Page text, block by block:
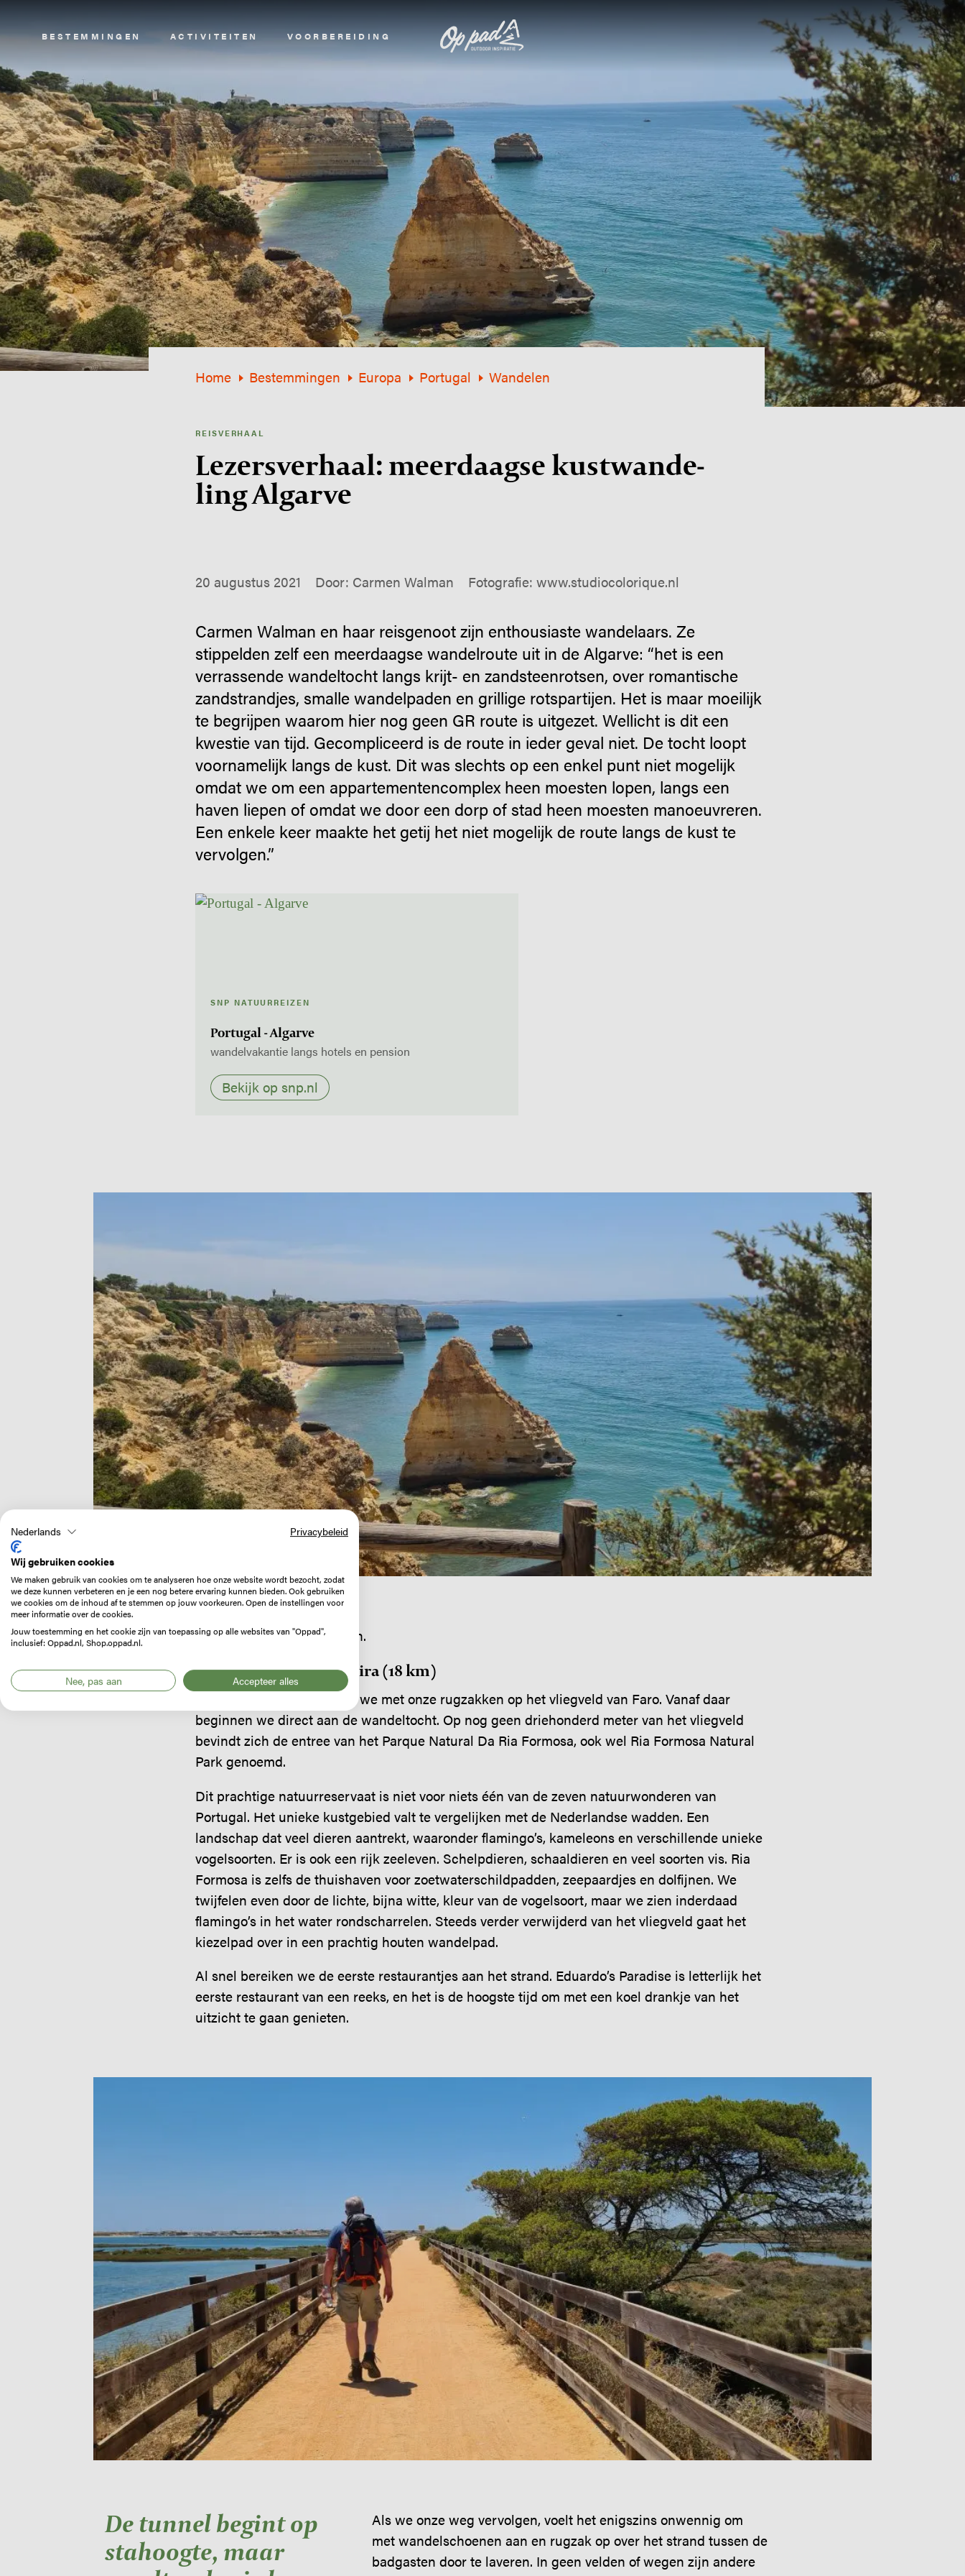
BESTEMMINGEN ACTIVITEITEN VOORBEREIDING
Image
Home Bestemmingen Europa Portugal Wandelen
REISVERHAAL
Lezers­ver­haal: meerdaagse kust­wan­de­
ling Algarve
20 augustus 2021 Door: Carmen Walman Fotografie: www.studiocolorique.nl
SNP NATUURREIZEN
Portugal - Algarve
wandelvakantie langs hotels en pension
Bekijk op snp.nl
Carmen Walman en haar reisgenoot zijn enthousiaste wandelaars. Ze
stippelden zelf een meerdaagse wandelroute uit in de Algarve: “het is een
verrassende wandeltocht langs krijt- en zandsteenrotsen, over romantische
zandstrandjes, smalle wandelpaden en grillige rotspartijen. Het is maar moeilijk
te begrijpen waarom hier nog geen GR route is uitgezet. Wellicht is dit een
kwestie van tijd. Gecompliceerd is de route in ieder geval niet. De tocht loopt
voornamelijk langs de kust. Dit was slechts op een enkel punt niet mogelijk
omdat we om een appartementencomplex heen moesten lopen, langs een
haven liepen of omdat we door een dorp of stad heen moesten manoeuvreren.
Een enkele keer maakte het getij het niet mogelijk de route langs de kust te
vervolgen.”
Het reisverslag van Carmen.
Etappe 1: Faro – Quarteira (18 km)
In de vroege middag staan we met onze rugzakken op het vliegveld van Faro. Vanaf daar
beginnen we direct aan de wandeltocht. Op nog geen driehonderd meter van het vliegveld
bevindt zich de entree van het Parque Natural Da Ria Formosa, ook wel Ria Formosa Natural
Park genoemd.
Dit prachtige natuurreservaat is niet voor niets één van de zeven natuurwonderen van
Portugal. Het unieke kustgebied valt te vergelijken met de Nederlandse wadden. Een
landschap dat veel dieren aantrekt, waaronder flamingo’s, kameleons en verschillende unieke
vogelsoorten. Er is ook een rijk zeeleven. Schelpdieren, schaaldieren en veel soorten vis. Ria
Formosa is zelfs de thuishaven voor zoetwaterschildpadden, zeepaardjes en dolfijnen. We
twijfelen even door de lichte, bijna witte, kleur van de vogelsoort, maar we zien inderdaad
flamingo’s in het water rondscharrelen. Steeds verder verwijderd van het vliegveld gaat het
kiezelpad over in een prachtig houten wandelpad.
Al snel bereiken we de eerste restaurantjes aan het strand. Eduardo’s Paradise is letterlijk het
eerste restaurant van een reeks, en het is de hoogste tijd om met een koel drankje van het
uitzicht te gaan genieten.
De tunnel begint op
stahoogte, maar
Als we onze weg vervolgen, voelt het enigszins onwennig om
met wandelschoenen aan en rugzak op over het strand tussen de
badgasten door te laveren. In geen velden of wegen zijn andere
Nederlands Privacybeleid
Wij gebruiken cookies
We maken gebruik van cookies om te analyseren hoe onze website wordt bezocht, zodat
we deze kunnen verbeteren en je een nog betere ervaring kunnen bieden. Ook gebruiken
we cookies om de inhoud af te stemmen op jouw voorkeuren. Open de instellingen voor
meer informatie over de cookies.
Jouw toestemming en het cookie zijn van toepassing op alle websites van "Oppad",
inclusief: Oppad.nl, Shop.oppad.nl.
Nee, pas aan Accepteer alles